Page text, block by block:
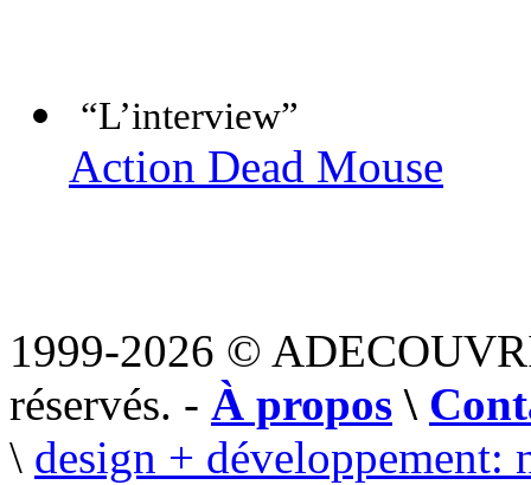
“L’interview”
Action Dead Mouse
1999-2026 ©
réservés. - À propos \
\ design + développement: